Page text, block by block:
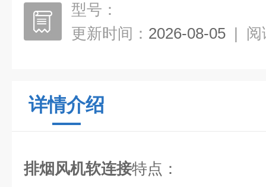
型号：
更新时间： 2026-08-05 | 阅
详情介绍
排烟风机软连接特点：